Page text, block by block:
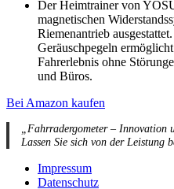
Der Heimtrainer von
magnetischen
Riemenantrieb
Geräuschpegeln
Fahrerlebnis ohne
und Büros.
Bei Amazon kaufen
„Fahrradergometer –
Lassen Sie sich von der Leistung
Impressum
Datenschutz